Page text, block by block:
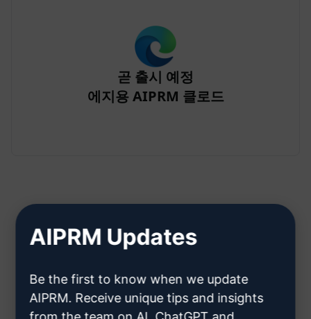
곧 출시 예정
에지용 AIPRM 클로드
2단계: Claude 계정 만들기
클라우데 계정을 만드는 방법을 알
AIPRM Updates
Be the first to know when we update
AIPRM. Receive unique tips and insights